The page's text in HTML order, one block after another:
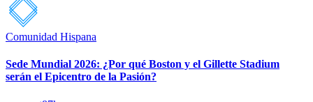
Comunidad Hispana
Sede Mundial 2026: ¿Por qué Boston y el Gillette Stadium
serán el Epicentro de la Pasión?